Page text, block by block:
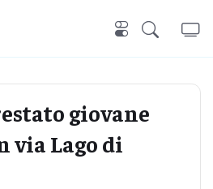
giovane
via Lago di